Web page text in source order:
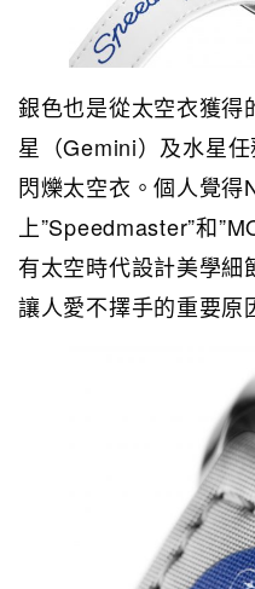
銀色也是從太空衣獲得
星（Gemini）及水星
閃爍太空衣。個人覺
上”Speedmaster”和
有太空時代設計美學
讓人愛不擇手的重要原